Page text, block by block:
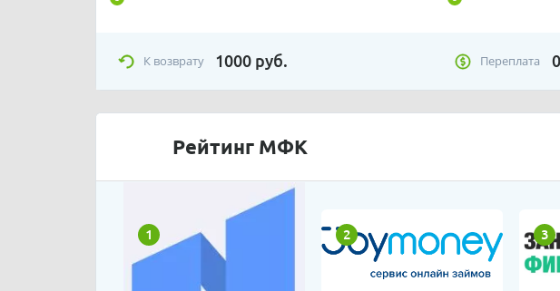
К возврату 1000 руб. Переплата 0
Рейтинг МФК
1 2 3